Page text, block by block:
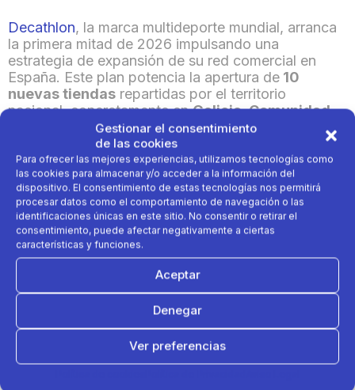
Gestionar el consentimiento
de las cookies
Para ofrecer las mejores experiencias, utilizamos tecnologías como
las cookies para almacenar y/o acceder a la información del
dispositivo. El consentimiento de estas tecnologías nos permitirá
procesar datos como el comportamiento de navegación o las
identificaciones únicas en este sitio. No consentir o retirar el
consentimiento, puede afectar negativamente a ciertas
características y funciones.
Aceptar
Denegar
Ver preferencias
Decathlon, la marca multideporte mundial, arranca
la primera mitad de 2026 impulsando una
estrategia de expansión de su red comercial en
España. Este plan potencia la apertura de 10
nuevas tiendas repartidas por el territorio
nacional, concretamente enGalicia, Comunidad
Valenciana, Canarias, Baleares, Andalucía,
Cataluña y Comunidad de Madrid.
forma, la compañía refuerza su presencia en estas
localidades para seguir acercando la práctica
deportiva a los deportistas de la zona.
Así, con el que es su mayor proyecto de aperturas
a nivel nacional de los últimos años, Decathlon
contribuirá a la creación demás de 100 empleos
, además de llegar a
personas. Asimismo, estos nuevos
establecimientos incorporarán en total
5.200 m² de superficie comercial deportivaen
el país, situándose la mayor parte de ellos en el
centro de las ciudades.